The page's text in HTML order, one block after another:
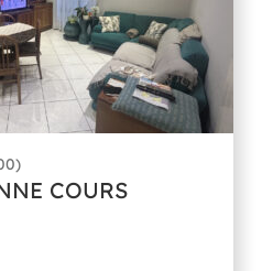
COURS